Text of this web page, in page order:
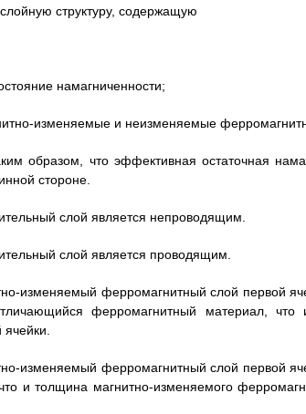
структуру, содержащую
намагниченности;
изменяемые и неизменяемые
образом, что эффективная остаточная
стороне.
слой является непроводящим.
слой является проводящим.
изменяемый ферромагнитный слой первой
ферромагнитный материал, что
изменяемый ферромагнитный слой первой
и толщина магнитно-изменяемого